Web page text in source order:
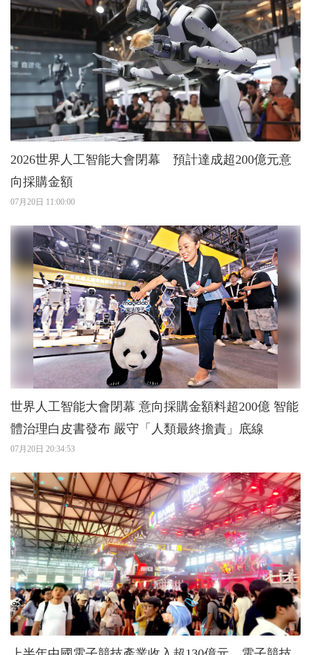
2026世界人工智能大會閉幕 預計達成超200億元意
向採購金額
07月20日 11:00:00
世界人工智能大會閉幕 意向採購金額料超200億 智能
體治理白皮書發布 嚴守「人類最終擔責」底線
07月20日 20:34:53